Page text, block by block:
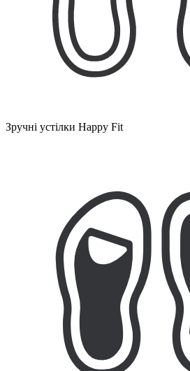
Зручні устілки Happy Fit